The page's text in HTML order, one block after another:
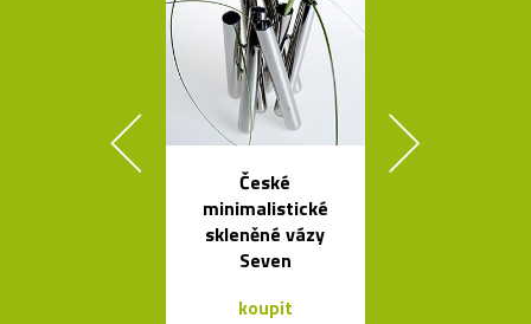
České
minimalistické
skleněné vázy
Seven
koupit